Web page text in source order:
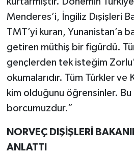
Menderes’i, İngiliz Dışişleri
TMT’yi kuran, Yunanistan’a
getiren müthiş bir figürdü.
gençlerden tek isteğim
okumalarıdır. Tüm Türkler ve
kim olduğunu öğrensinler. Bu
borcumuzdur.”
NORVEÇ DIŞİŞLERİ
ANLATTI